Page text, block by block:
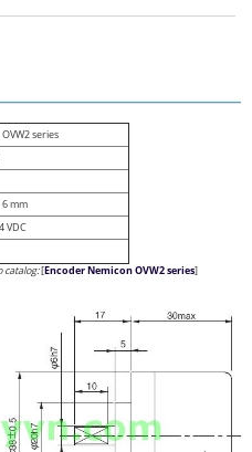
OVW2 series
mm
VDC
catalog:[Encoder Nemicon OVW2 series]